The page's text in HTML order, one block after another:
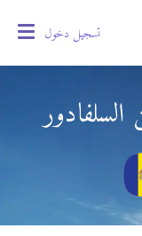
تسجيل دخول